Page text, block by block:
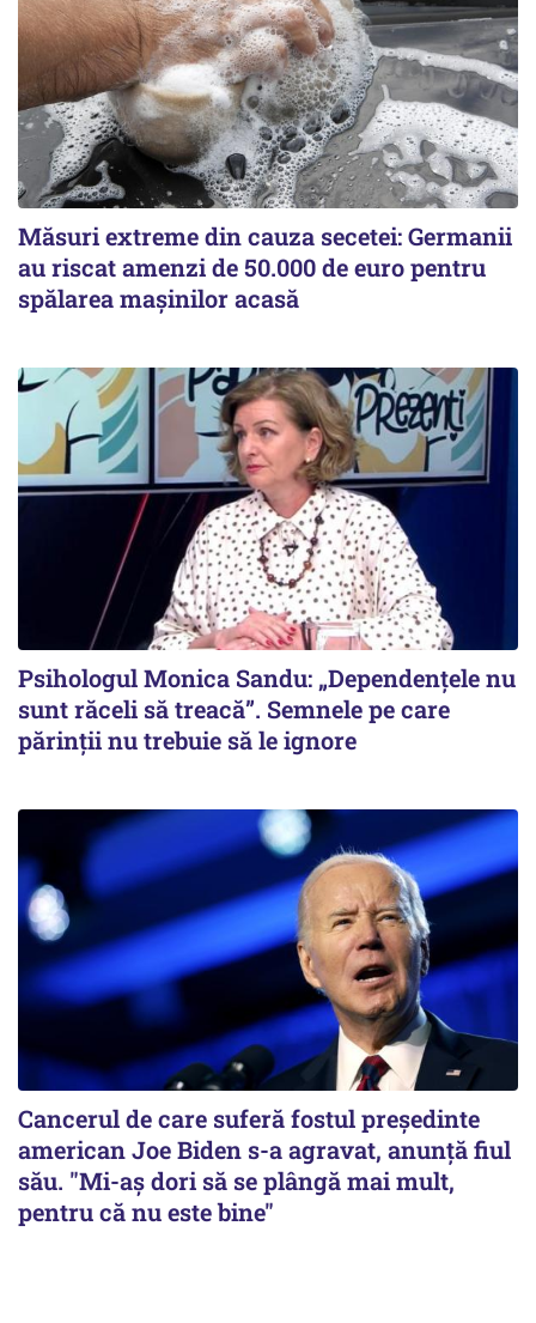
Măsuri extreme din cauza secetei: Germanii
au riscat amenzi de 50.000 de euro pentru
spălarea mașinilor acasă
Psihologul Monica Sandu: „Dependențele nu
sunt răceli să treacă”. Semnele pe care
părinții nu trebuie să le ignore
Cancerul de care suferă fostul preşedinte
american Joe Biden s-a agravat, anunță fiul
său. "Mi-aș dori să se plângă mai mult,
pentru că nu este bine"